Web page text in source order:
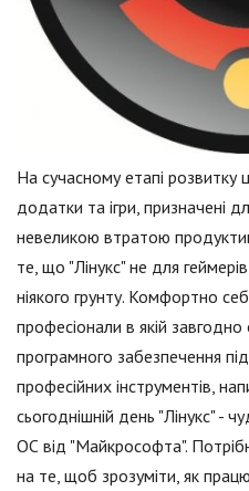
На сучасному етапі розвитку
додатки та ігри, призначені
невеликою втратою
те, що "Лінукс" не для
ніякого грунту. Комфортно
професіонали в якій завгодно
програмного забезпечення
професійних інструментів,
сьогоднішній день "Лінукс" -
ОС від "Майкрософта".
на те, щоб зрозуміти, як